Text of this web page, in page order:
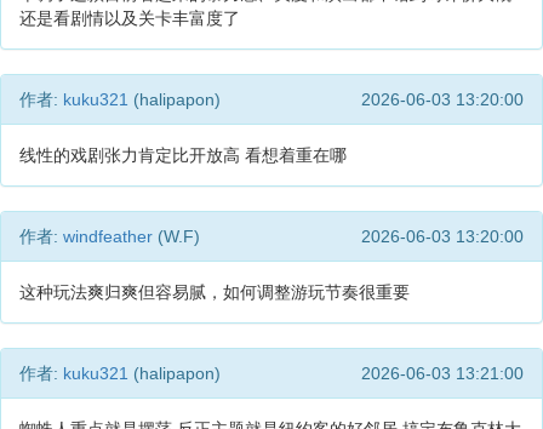
还是看剧情以及关卡丰富度了
作者: kuku321 (halipapon) 2026-06-03 13:20:00
线性的戏剧张力肯定比开放高 看想着重在哪
作者: windfeather (W.F) 2026-06-03 13:20:00
这种玩法爽归爽但容易腻，如何调整游玩节奏很重要
作者: kuku321 (halipapon) 2026-06-03 13:21:00